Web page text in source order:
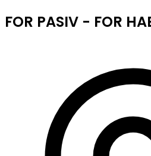
FOR PASIV - FOR